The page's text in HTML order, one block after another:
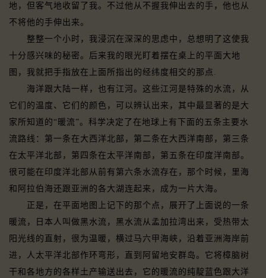
地，但客气地收留了我。不过他从不握我伸出去的手，他也从
不将他的手伸出来。
整整一个小时，我浸沉在深深的思虑中，总想明了这使我
十分感兴味的秘密。后来我的眼光盯着摆在桌上的平面大地
图，我就把手指放在上面所指出的经纬度相交的那点.
海洋跟大陆一样，也有江河。这些江河是特殊的水流，从
它们的温度、它们的颜色，可以辨认出来，其中最显著的是大
家所知道的“暖流”。科学决定了在地球上有下面的五条主要水
流路线：第一条在大西洋北部，第二条在大西洋南部，第三条
在太平洋北部，第四条在太平洋南部，第五条在印度洋南部。
很可能在印度洋北部从前有第六条水流存在，那个时候，里海
和阿拉伯海还跟亚洲的各大湖连起来，成为一片大海。
正是，在平面地图上记下的那个点，展开了上面说的一条
暖流，日本人叫做黑水流，黑水流从孟加拉湾出来，受热带太
阳光线的直射，很为温暖，横过马六甲海峡，沿着亚洲海岸前
进，人太平洋北部作环弯形，直到阿留地安群岛。它将樟脑树
干和各地方的各样土产输送出去，它的暖流的纯靛蓝色跟大洋